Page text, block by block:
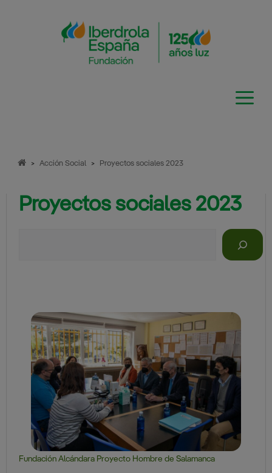
> Acción Social > Proyectos sociales 2023
Proyectos sociales 2023
Fundación Alcándara Proyecto Hombre de Salamanca